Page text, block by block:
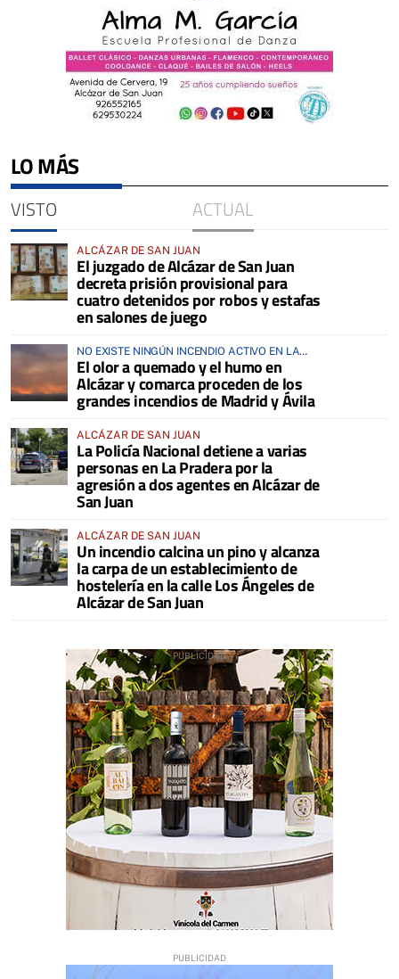
LO MÁS
VISTO ACTUAL
ALCÁZAR DE SAN JUAN
El juzgado de Alcázar de San Juan
decreta prisión provisional para
cuatro detenidos por robos y estafas
en salones de juego
NO EXISTE NINGÚN INCENDIO ACTIVO EN LA
COMARCA
El olor a quemado y el humo en
Alcázar y comarca proceden de los
grandes incendios de Madrid y Ávila
ALCÁZAR DE SAN JUAN
La Policía Nacional detiene a varias
personas en La Pradera por la
agresión a dos agentes en Alcázar de
San Juan
ALCÁZAR DE SAN JUAN
Un incendio calcina un pino y alcanza
la carpa de un establecimiento de
hostelería en la calle Los Ángeles de
Alcázar de San Juan